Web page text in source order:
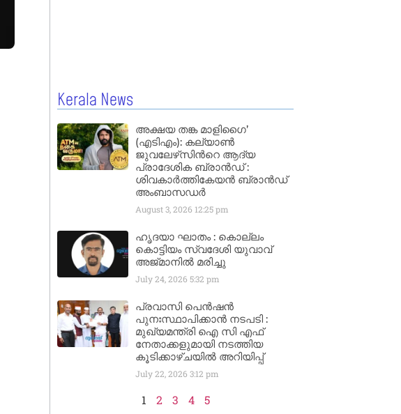
Kerala News
അക്ഷയ തങ്ക മാളിഗൈ’
(എടിഎം): കല്യാണ്‍
ജുവലേഴ്‌സിന്‍റെ ആദ്യ
പ്രാദേശിക ബ്രാന്‍ഡ് :
ശിവകാര്‍ത്തികേയന്‍ ബ്രാന്‍ഡ്
അംബാസഡര്‍
August 3, 2026 12:25 pm
ഹൃദയാ ഘാതം : കൊല്ലം
കൊട്ടിയം സ്വദേശി യുവാവ്
അജ്മാനിൽ മരിച്ചു
July 24, 2026 5:32 pm
പ്രവാസി പെൻഷൻ
പുനഃസ്ഥാപിക്കാൻ നടപടി :
മുഖ്യമന്ത്രി ഐ സി എഫ്
നേതാക്കളുമായി നടത്തിയ
കൂടിക്കാഴ്ചയിൽ അറിയിപ്പ്
July 22, 2026 3:12 pm
1 2 3 4 5